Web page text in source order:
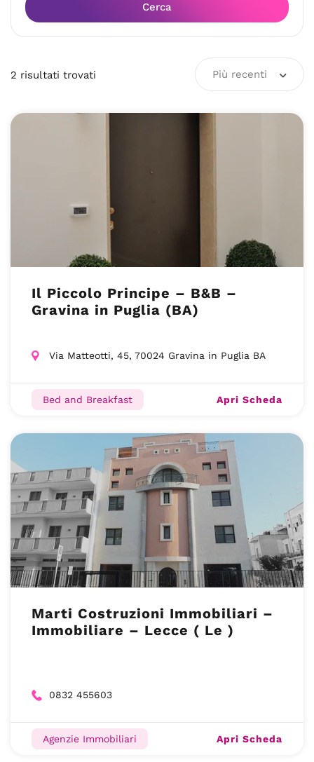
Cerca
2 risultati trovati Più recenti
Il Piccolo Principe – B&B –
Gravina in Puglia (BA)
Via Matteotti, 45, 70024 Gravina in Puglia BA
Bed and Breakfast Apri Scheda
Marti Costruzioni Immobiliari –
Immobiliare – Lecce ( Le )
0832 455603
Agenzie Immobiliari Apri Scheda